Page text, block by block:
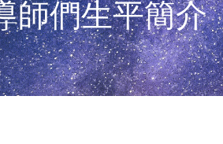
師們生平簡介